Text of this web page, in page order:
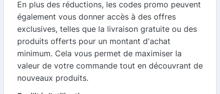
En plus des réductions, les codes promo peuvent
également vous donner accès à des offres
exclusives, telles que la livraison gratuite ou des
produits offerts pour un montant d'achat
minimum. Cela vous permet de maximiser la
valeur de votre commande tout en découvrant de
nouveaux produits.